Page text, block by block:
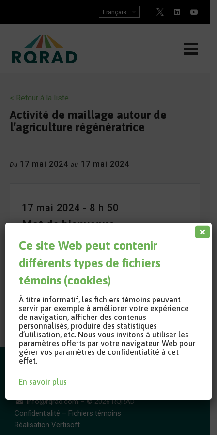
Français
< Retour à la liste
Activité de maillage autour de
l’agriculture régénératrice
Du 17 mai 2024 au 17 mai 2024
17 mai 2024 - 8 h 50
Mot de bienvenue
< Retour à la liste
Partager
info@rqrad.com– © 2026 RQRAD
Confidentialité – Fichiers témoins
Réalisation Vertisoft
Ce site Web peut contenir
différents types de fichiers
témoins (cookies)
À titre informatif, les fichiers témoins peuvent
servir par exemple à améliorer votre expérience
de navigation, afficher des contenus
personnalisés, produire des statistiques
d’utilisation, etc. Nous vous invitons à utiliser les
paramètres offerts par votre navigateur Web pour
gérer vos paramètres de confidentialité à cet
effet.
En savoir plus